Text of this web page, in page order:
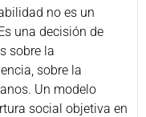
no es un
una decisión de
sobre la
sobre la
Un modelo
social objetiva en